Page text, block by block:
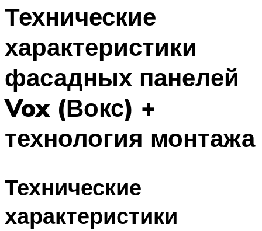
Технические
характеристики
фасадных панелей
Vox (Вокс) +
технология монтажа
Технические
характеристики